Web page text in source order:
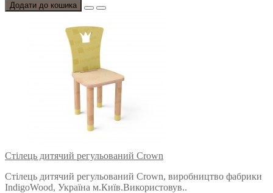
Додати до кошика
Стілець дитячий регульований Crown
Стілець дитячий регульований Crown, виробництво фабрики
IndigoWood, Україна м.Київ.Використовув..